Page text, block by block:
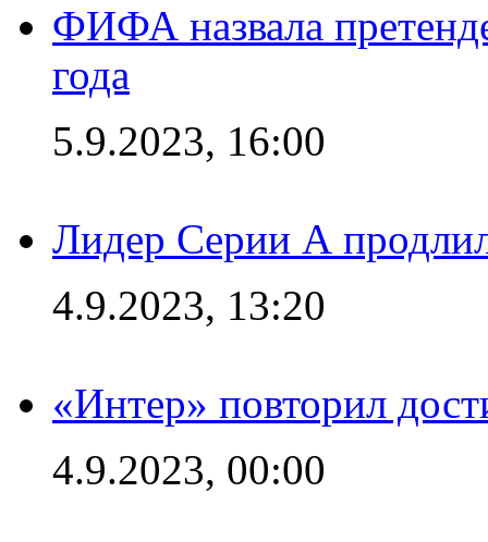
ФИФА назвала
года
5.9.2023, 16:00
Лидер Серии А
4.9.2023, 13:20
«Интер» повторил
4.9.2023, 00:00